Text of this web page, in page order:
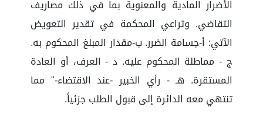
الأضرار المادية والمعنوية بما في ذلك مصاريف
التقاضي. وتراعي المحكمة في تقدير التعويض
الآتي: أ-جسامة الضرر. ب-مقدار المبلغ المحكوم به.
ج - مماطلة المحكوم عليه. د - العرف، أو العادة
المستقرة. هـ - رأي الخبير -عند الاقتضاء-" مما
تنتهي معه الدائرة إلى قبول الطلب جزئياً.